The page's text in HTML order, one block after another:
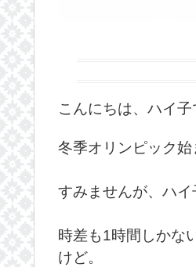
こんにちは、ハイ子
冬季オリンピック始
すみませんが、ハイ
時差も1時間しかな
けど。